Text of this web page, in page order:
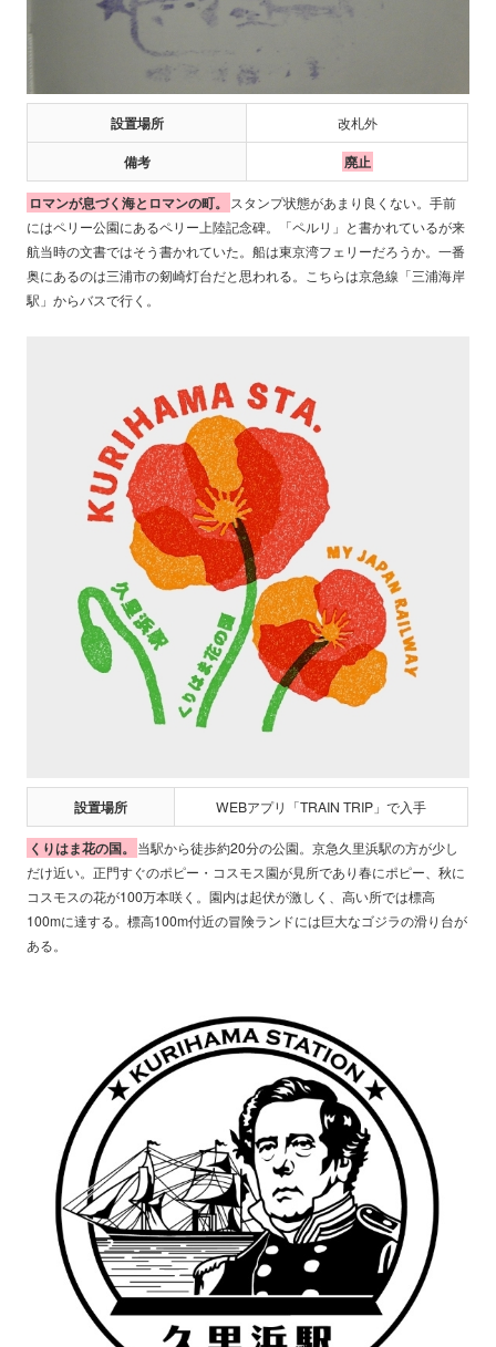
設置場所 改札外
備考 廃止
ロマンが息づく海とロマンの町。
スタンプ状態があまり良くない。手前
にはペリー公園にあるペリー上陸記念碑。「ペルリ」と書かれているが来
航当時の文書ではそう書かれていた。船は東京湾フェリーだろうか。一番
奥にあるのは三浦市の剱崎灯台だと思われる。こちらは京急線「三浦海岸
駅」からバスで行く。
設置場所 WEBアプリ「TRAIN TRIP」で入手
くりはま花の国。 当駅から徒歩約20分の公園。京急久里浜駅の方が少し
だけ近い。正門すぐのポピー・コスモス園が見所であり春にポピー、秋に
コスモスの花が100万本咲く。園内は起伏が激しく、高い所では標高
100mに達する。標高100m付近の冒険ランドには巨大なゴジラの滑り台が
ある。